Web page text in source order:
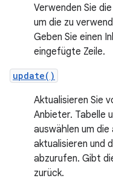
Verwenden Sie
um die zu
Geben Sie einen
eingefügte Zeile.
update()
Aktualisieren Sie
Anbieter. Tabelle
auswählen um
aktualisieren und
abzurufen. Gibt
zurück.